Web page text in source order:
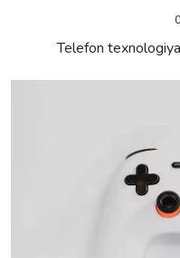
Telefon